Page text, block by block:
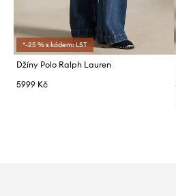
*-25 % s kódem: LST
Džíny Polo Ralph Lauren
5999 Kč